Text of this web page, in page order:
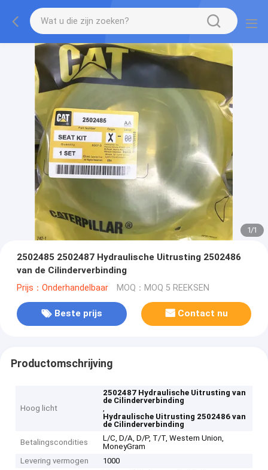
1/1
2502485 2502487 Hydraulische Uitrusting 2502486
van de Cilinderverbinding
Prijs：Onderhandelbaar MOQ：MOQ 5 REEKSEN
Beste prijs Contact nu
Productomschrijving
Hoog licht
2502487 Hydraulische Uitrusting van
de Cilinderverbinding
,
Hydraulische Uitrusting 2502486 van
de Cilinderverbinding
Betalingscondities
L/C, D/A, D/P, T/T, Western Union,
MoneyGram
Levering vermogen
1000